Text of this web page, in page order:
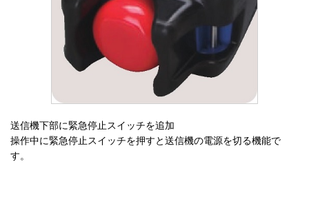
送信機下部に緊急停止スイッチを追加
操作中に緊急停止スイッチを押すと送信機の電源を切る機能で
す。